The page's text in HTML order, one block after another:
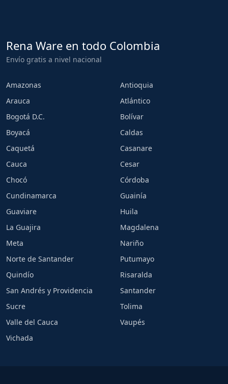
Rena Ware en todo Colombia
Envío gratis a nivel nacional
Amazonas
Antioquia
Arauca
Atlántico
Bogotá D.C.
Bolívar
Boyacá
Caldas
Caquetá
Casanare
Cauca
Cesar
Chocó
Córdoba
Cundinamarca
Guainía
Guaviare
Huila
La Guajira
Magdalena
Meta
Nariño
Norte de Santander
Putumayo
Quindío
Risaralda
San Andrés y Providencia
Santander
Sucre
Tolima
Valle del Cauca
Vaupés
Vichada